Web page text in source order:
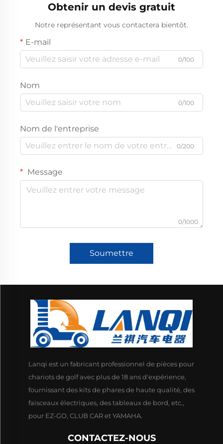
Obtenir un devis gratuit
Notre représentant vous contactera bientôt.
E-mail
0/100
Nom
0/100
Nom de l'entreprise
0/200
Message
0/1000
Soumettre
Lanqi est un fabricant professionnel de pièces pour
chariots de golf avec plus de 18 ans d'expérience,
fournissant des kits de phares de haute qualité, des
faisceaux électriques, des tableaux de bord, etc.,
pour EZ-GO, CLUB CAR et YAMAHA.
CONTACTEZ-NOUS